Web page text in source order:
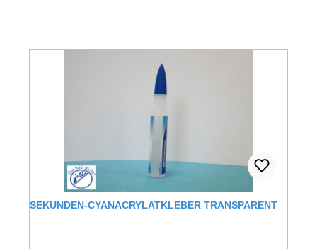
SEKUNDEN-CYANACRYLATKLEBER TRANSPARENT